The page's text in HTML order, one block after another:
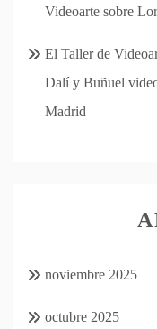
Videoarte sobre
El Taller de
Dalí y Buñuel
Madrid
noviembre 2025
octubre 2025